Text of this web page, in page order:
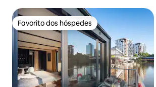
Favorito dos hóspedes
Favorito dos hóspedes